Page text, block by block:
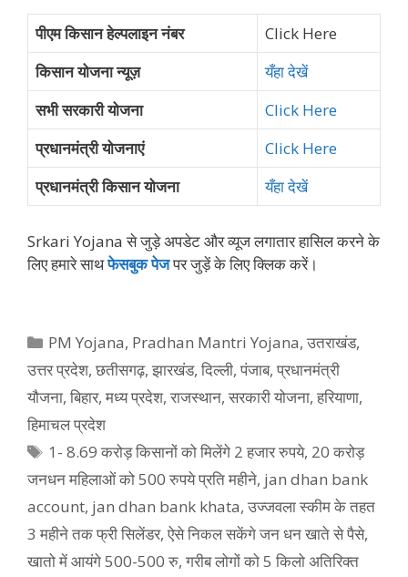
पीएम किसान हेल्पलाइन नंबर
Click Here
किसान योजना न्यूज़
यँहा देखें
सभी सरकारी योजना
Click Here
प्रधानमंत्री योजनाएं
Click Here
प्रधानमंत्री किसान योजना
यँहा देखें
Srkari Yojana से जुड़े अपडेट और व्‍यूज लगातार हासिल करने के
लिए हमारे साथफेसबुक पेजपर जुड़ें के ल‍िए क्‍ल‍िक करें।
Categories
PM Yojana, Pradhan Mantri Yojana,उतराखंड,
उत्तर प्रदेश, छतीसगढ़, झारखंड, दिल्ली, पंजाब, प्रधानमंत्री
यौजना, बिहार, मध्य प्रदेश, राजस्थान, सरकारी योजना, हरियाणा,
हिमाचल प्रदेश
Tags
1- 8.69 करोड़ किसानों को मिलेंगे 2 हजार रुपये, 20 करोड़
जनधन महिलाओं को 500 रुपये प्रति महीने, jan dhan bank
account, jan dhan bank khata, उज्जवला स्कीम के तहत
3 महीने तक फ्री सिलेंडर, ऐसे निकल सकेंगे जन धन खाते से पैसे,
खातो में आयंगे 500-500 रु, गरीब लोगों को 5 किलो अतिरिक्त